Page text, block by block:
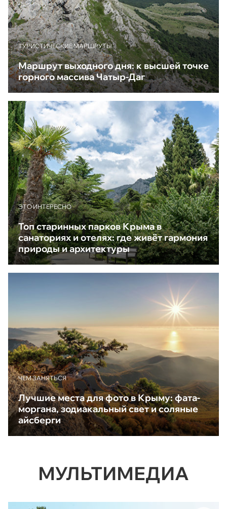
ТУРИСТИЧЕСКИЕ МАРШРУТЫ
Маршрут выходного дня: к высшей точке
горного массива Чатыр-Даг
ЭТО ИНТЕРЕСНО
Топ старинных парков Крыма в
санаториях и отелях: где живёт гармония
природы и архитектуры
ЧЕМ ЗАНЯТЬСЯ
Лучшие места для фото в Крыму: фата-
моргана, зодиакальный свет и соляные
айсберги
МУЛЬТИМЕДИА